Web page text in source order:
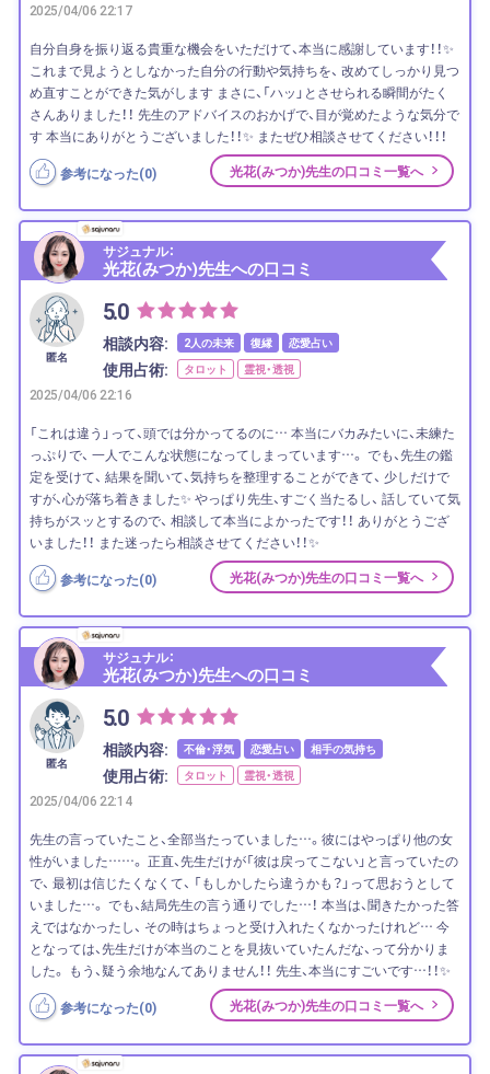
2025/04/06 22:17
自分自身を振り返る貴重な機会をいただけて、本当に感謝しています！！✨
これまで見ようとしなかった自分の行動や気持ちを、 改めてしっかり見つ
め直すことができた気がします まさに、「ハッ」とさせられる瞬間がたく
さんありました！！ 先生のアドバイスのおかげで、目が覚めたような気分で
す 本当にありがとうございました！！✨ またぜひ相談させてください！！！
参考になった(0) 光花(みつか)先生の口コミ一覧へ
サジュナル：
光花(みつか)先生への口コミ
匿名
5.0
相談内容: 2人の未来 復縁 恋愛占い
使用占術: タロット 霊視・透視
2025/04/06 22:16
「これは違う」って、頭では分かってるのに… 本当にバカみたいに、未練た
っぷりで、 一人でこんな状態になってしまっています…。 でも、先生の鑑
定を受けて、 結果を聞いて、気持ちを整理することができて、 少しだけで
すが、心が落ち着きました✨ やっぱり先生、すごく当たるし、 話していて気
持ちがスッとするので、 相談して本当によかったです！！ ありがとうござ
いました！！ また迷ったら相談させてください！！✨
参考になった(0) 光花(みつか)先生の口コミ一覧へ
サジュナル：
光花(みつか)先生への口コミ
匿名
5.0
相談内容: 不倫・浮気 恋愛占い 相手の気持ち
使用占術: タロット 霊視・透視
2025/04/06 22:14
先生の言っていたこと、全部当たっていました…。彼にはやっぱり他の女
性がいました……。 正直、先生だけが「彼は戻ってこない」と言っていたの
で、 最初は信じたくなくて、 「もしかしたら違うかも？」って思おうとして
いました…。 でも、結局先生の言う通りでした…！ 本当は、聞きたかった答
えではなかったし、 その時はちょっと受け入れたくなかったけれど… 今
となっては、先生だけが本当のことを見抜いていたんだな、って分かりま
した。 もう、疑う余地なんてありません！！ 先生、本当にすごいです…！！✨
参考になった(0) 光花(みつか)先生の口コミ一覧へ